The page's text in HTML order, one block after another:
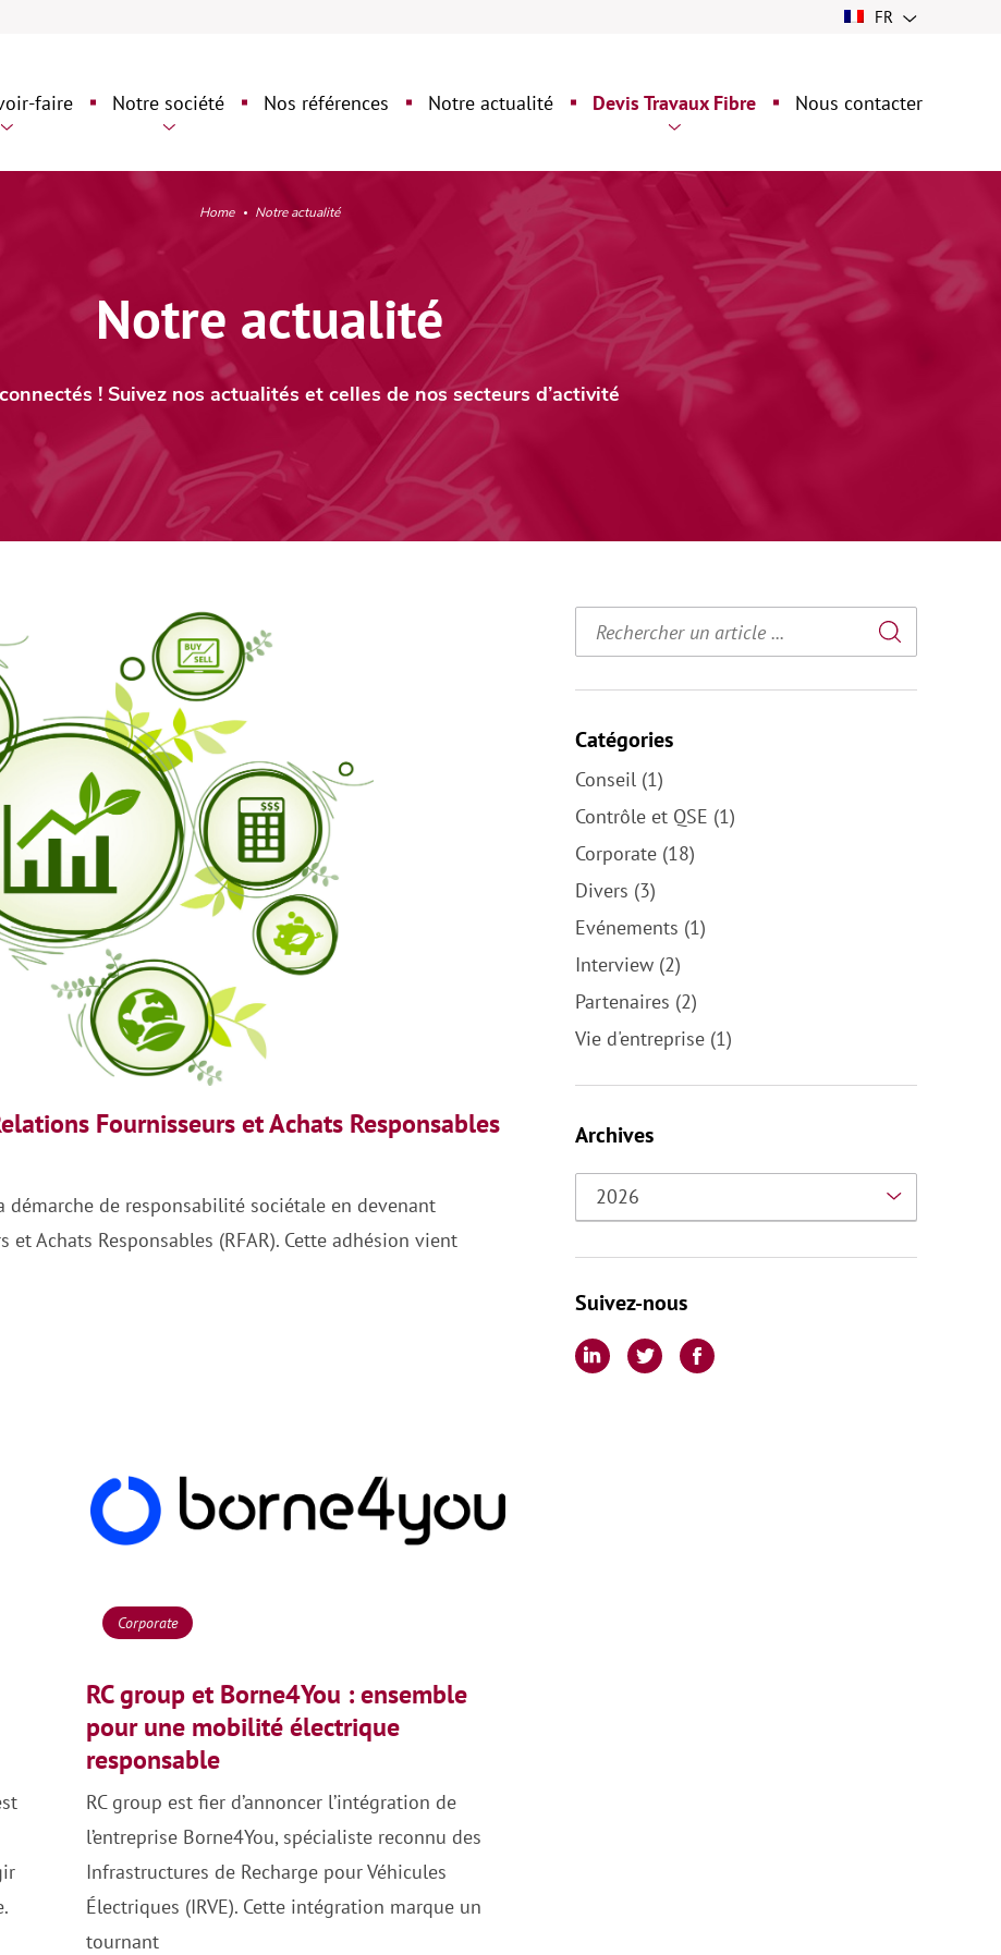
➜
de
➜
FR
faire
– Bureau
FTTH/O/E
Exploitation –
à domicile
- Raccordements
Vidéoprotection
Notre société
Notre identité
Notre groupe
Nos atouts
Nos références Notre actualité Devis Travaux Fibre
Demander un devis
Nous contacter
Home Notre actualité
Notre actualité
! Suivez nos actualités et celles de nos secteurs d’activité
Fournisseurs et Achats Responsables
de responsabilité sociétale en devenant
Achats Responsables (RFAR). Cette adhésion vient
Corporate
RC group et Borne4You : ensemble
pour une mobilité électrique
responsable
RC group est fier d’annoncer l’intégration de
l’entreprise Borne4You, spécialiste reconnu des
Infrastructures de Recharge pour Véhicules
Électriques (IRVE). Cette intégration marque un
tournant
Catégories
Conseil (1)
Contrôle et QSE (1)
Corporate (18)
Divers (3)
Evénements (1)
Interview (2)
Partenaires (2)
Vie d'entreprise (1)
Archives
Suivez-nous